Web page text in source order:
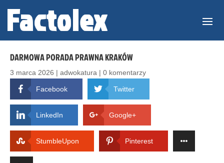
DARMOWA PORADA PRAWNA KRAKÓW
3 marca 2026 | adwokatura | 0 komentarzy
Facebook Twitter
LinkedIn Google+
StumbleUpon Pinterest